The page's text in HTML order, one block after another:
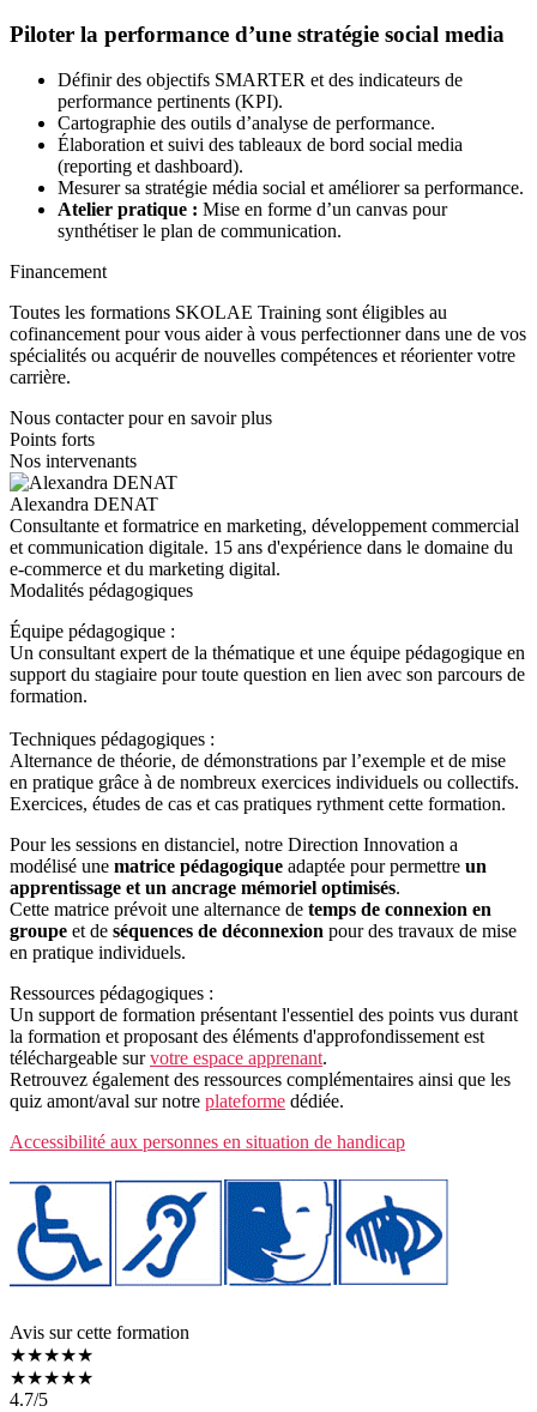
Piloter la performance d’une stratégie social media
Définir des objectifs SMARTER et des indicateurs de
performance pertinents (KPI).
Cartographie des outils d’analyse de performance.
Élaboration et suivi des tableaux de bord social media
(reporting et dashboard).
Mesurer sa stratégie média social et améliorer sa performance.
Atelier pratique : Mise en forme d’un canvas pour
synthétiser le plan de communication.
Financement
Toutes les formations SKOLAE Training sont éligibles au
cofinancement pour vous aider à vous perfectionner dans une de vos
spécialités ou acquérir de nouvelles compétences et réorienter votre
carrière.
Nous contacter pour en savoir plus
Points forts
Nos intervenants
Alexandra DENAT
Consultante et formatrice en marketing, développement commercial
et communication digitale. 15 ans d'expérience dans le domaine du
e-commerce et du marketing digital.
Modalités pédagogiques
Équipe pédagogique :
Un consultant expert de la thématique et une équipe pédagogique en
support du stagiaire pour toute question en lien avec son parcours de
formation.
Techniques pédagogiques :
Alternance de théorie, de démonstrations par l’exemple et de mise
en pratique grâce à de nombreux exercices individuels ou collectifs.
Exercices, études de cas et cas pratiques rythment cette formation.
Pour les sessions en distanciel, notre Direction Innovation a
modélisé une matrice pédagogique adaptée pour permettre un
apprentissage et un ancrage mémoriel optimisés.
Cette matrice prévoit une alternance de temps de connexion en
groupe et de séquences de déconnexion pour des travaux de mise
en pratique individuels.
Ressources pédagogiques :
Un support de formation présentant l'essentiel des points vus durant
la formation et proposant des éléments d'approfondissement est
téléchargeable survotre espace apprenant.
Retrouvez également des ressources complémentaires ainsi que les
quiz amont/aval sur notre plateforme dédiée.
Accessibilité aux personnes en situation de handicap
Avis sur cette formation
★★★★★
★★★★★
4.7/5